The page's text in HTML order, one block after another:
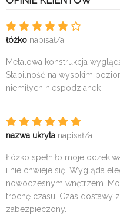
łóżko napisał/a:
Metalowa konstrukcja
Stabilność na wysokim
niemiłych niespodzianek
nazwa ukryta napisał/a:
Łóżko spełniło moje
i nie chwieje się. Wygląda
nowoczesnym wnętrzem.
trochę czasu. Czas dostawy
zabezpieczony.